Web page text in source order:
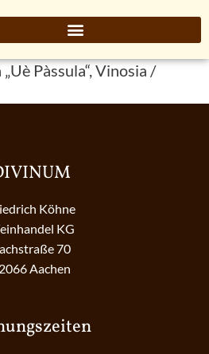
Pàssula“, Vinosia /
Köhne
KG
70
Aachen